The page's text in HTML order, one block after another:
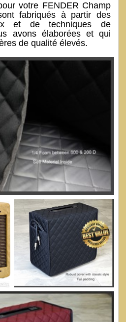
votre FENDER Champ
fabriqués à partir des
et de techniques de
avons élaborées et qui
de qualité élevés.